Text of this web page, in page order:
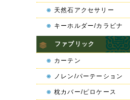
天然石アクセサリー
キーホルダー/カラビナ
ファブリック
カーテン
ノレン/パーテーション
枕カバー/ピロケース